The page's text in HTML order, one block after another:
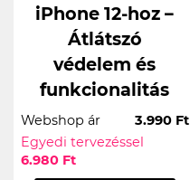
iPhone 12-hoz –
Átlátszó
védelem és
funkcionalitás
Webshop ár
3.990 Ft
Egyedi tervezéssel
6.980 Ft